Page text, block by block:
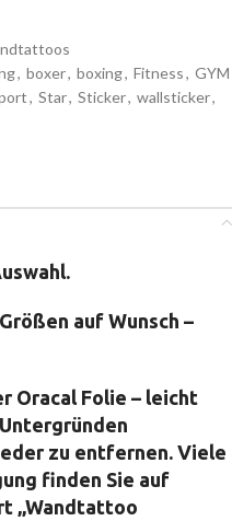
, boxer, boxing, Fitness, GYM
, Star, Sticker, wallsticker,
auf Wunsch –
Oracal Folie – leicht
zu entfernen. Viele
finden Sie auf
„Wandtattoo